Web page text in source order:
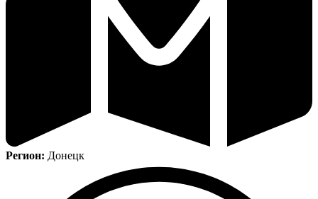
Регион: Донецк